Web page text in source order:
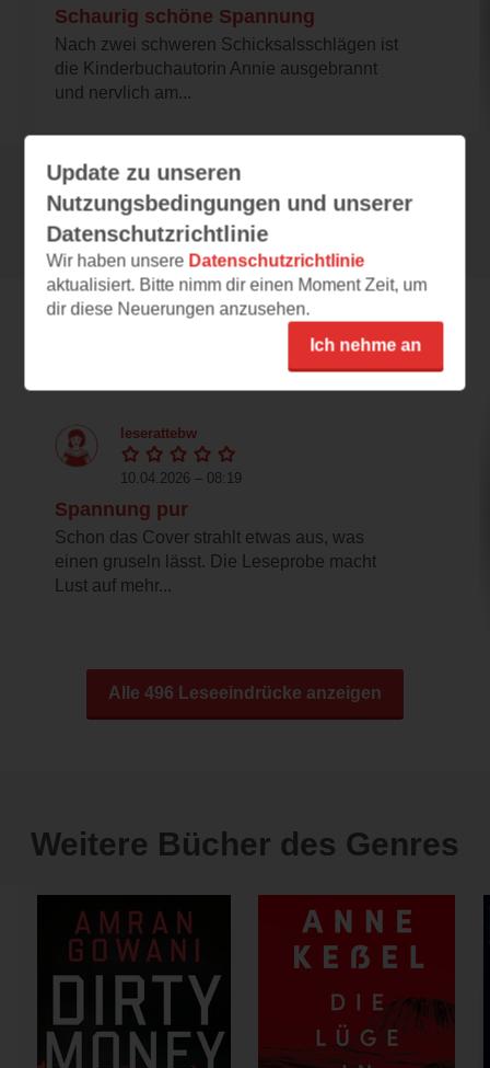
Schaurig schöne Spannung
Nach zwei schweren Schicksalsschlägen ist
die Kinderbuchautorin Annie ausgebrannt
und nervlich am...
Alle 135 Rezensionen anzeigen
Leseeindrücke
leserattebw
10.04.2026 – 08:19
Spannung pur
Schon das Cover strahlt etwas aus, was
einen gruseln lässt. Die Leseprobe macht
Lust auf mehr...
Alle 496 Leseeindrücke anzeigen
Weitere Bücher des Genres
Update zu unseren
Nutzungsbedingungen und unserer
Datenschutzrichtlinie
Wir haben unsere Datenschutzrichtlinie
aktualisiert. Bitte nimm dir einen Moment Zeit, um
dir diese Neuerungen anzusehen.
Ich nehme an